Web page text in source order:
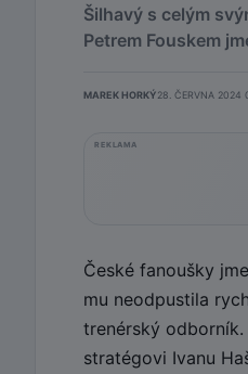
Šilhavý s celým
Petrem Fouskem
MAREK HORKÝ28. ČERVNA 2024
REKLAMA
České fanoušky
mu neodpustila
trenérský
stratégovi Ivanu